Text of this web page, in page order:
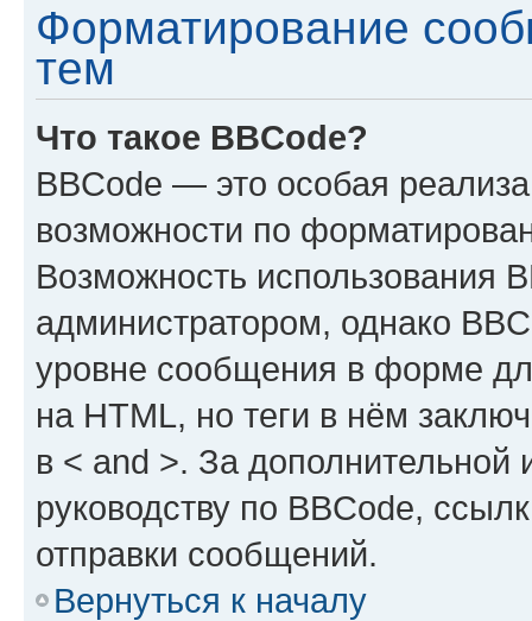
Форматирование
тем
Что такое BBCode?
BBCode — это особая
возможности по
Возможность использования
администратором, однако
уровне сообщения в форме
на HTML, но теги в нём
в < and >. За
руководству по BBCode,
отправки сообщений.
Вернуться к началу